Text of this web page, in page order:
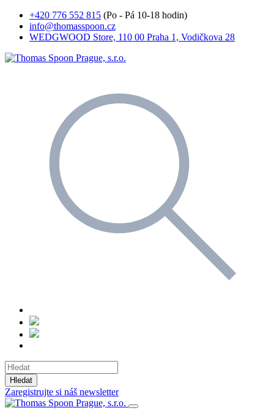
+420 776 552 815 (Po - Pá 10-18 hodin)
info@thomasspoon.cz
WEDGWOOD Store, 110 00 Praha 1, Vodičkova 28
Hledat
Zaregistrujte si náš newsletter